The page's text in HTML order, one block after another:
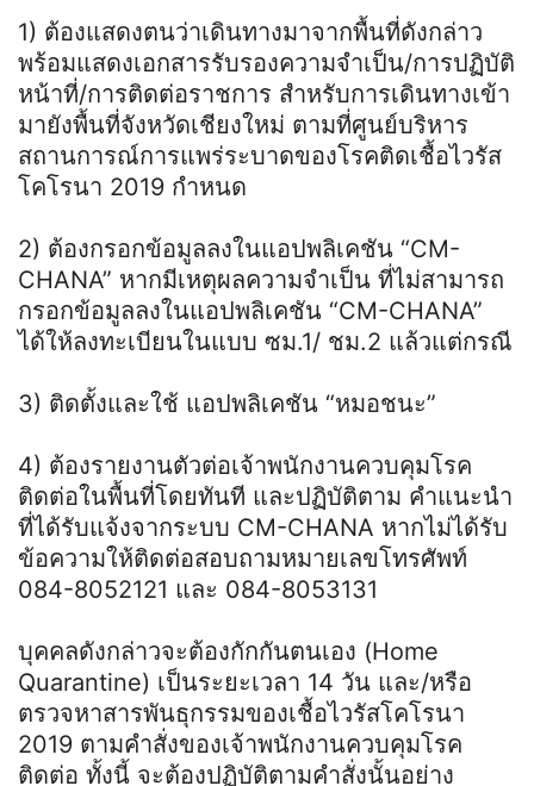
1) ต้องแสดงตนว่าเดินทางมาจากพื้นที่ดังกล่าว
พร้อมแสดงเอกสารรับรองความจําเป็น/การปฏิบัติ
หน้าที่/การติดต่อราชการ สําหรับการเดินทางเข้า
มายังพื้นที่จังหวัดเชียงใหม่ ตามที่ศูนย์บริหาร
สถานการณ์การแพร่ระบาดของโรคติดเชื้อไวรัส
โคโรนา 2019 กําหนด
2) ต้องกรอกข้อมูลลงในแอปพลิเคชัน “CM-
CHANA” หากมีเหตุผลความจําเป็น ที่ไม่สามารถ
กรอกข้อมูลลงในแอปพลิเคชัน “CM-CHANA”
ได้ให้ลงทะเบียนในแบบ ซม.1/ ชม.2 แล้วแต่กรณี
3) ติดตั้งและใช้ แอปพลิเคชัน “หมอชนะ”
4) ต้องรายงานตัวต่อเจ้าพนักงานควบคุมโรค
ติดต่อในพื้นที่โดยทันที และปฏิบัติตาม คําแนะนํา
ที่ได้รับแจ้งจากระบบ CM-CHANA หากไม่ได้รับ
ข้อความให้ติดต่อสอบถามหมายเลขโทรศัพท์
084-8052121 และ 084-8053131
บุคคลดังกล่าวจะต้องกักกันตนเอง (Home
Quarantine) เป็นระยะเวลา 14 วัน และ/หรือ
ตรวจหาสารพันธุกรรมของเชื้อไวรัสโคโรนา
2019 ตามคําสั่งของเจ้าพนักงานควบคุมโรค
ติดต่อ ทั้งนี้ จะต้องปฏิบัติตามคําสั่งนั้นอย่าง